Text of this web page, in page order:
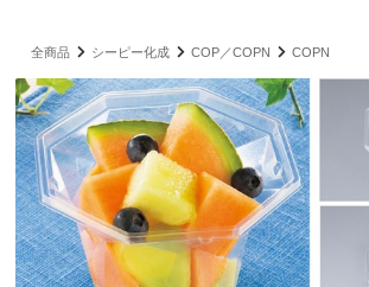
全商品 シーピー化成 COP／COPN COPN